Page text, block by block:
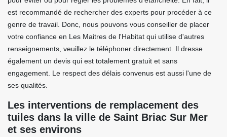
est recommandé de rechercher des experts pour procéder à ce
genre de travail. Donc, nous pouvons vous conseiller de placer
votre confiance en Les Maitres de l'Habitat qui utilise d'autres
renseignements, veuillez le téléphoner directement. Il dresse
également un devis qui est totalement gratuit et sans
engagement. Le respect des délais convenus est aussi l'une de
ses qualités.
Les interventions de remplacement des
tuiles dans la ville de Saint Briac Sur Mer
et ses environs